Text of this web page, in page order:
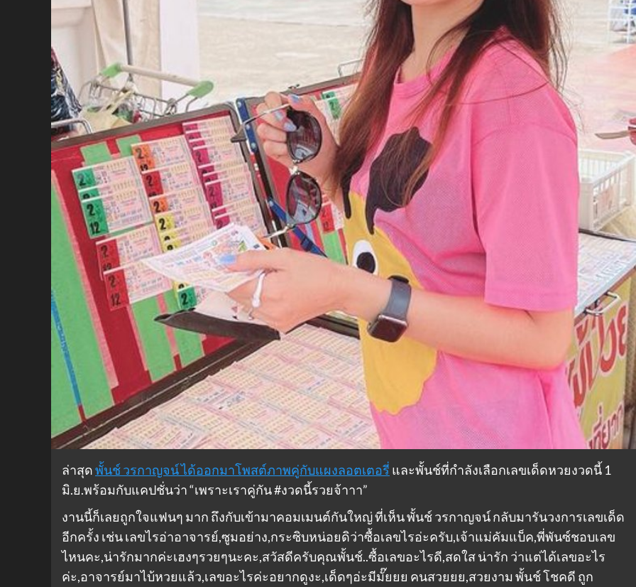
ล่าสุดพั้นช์ วรกาญจน์ ได้ออกมาโพสต์ภาพคู่กับแผงลอตเตอรี่ และพั้นช์ที่กำลังเลือกเลขเด็ดหวยงวดนี้ 1
มิ.ย.พร้อมกับแคปชั่นว่า “เพราะเราคู่กัน #งวดนี้รวยจ้าาา”
งานนี้ก็เลยถูกใจแฟนๆ มาก ถึงกับเข้ามาคอมเมนต์กันใหญ่ ที่เห็น พั้นช์ วรกาญจน์ กลับมารันวงการเลขเด็ด
อีกครั้ง เช่น เลขไรอ่าอาจารย์,ซูมอย่าง,กระซิบหน่อยดิว่าซื้อเลขไรอ่ะครับ,เจ้าแม่คัมแบ็ค,พี่พันซ์ชอบเลข
ไหนคะ,น่ารักมากค่ะเฮงๆรวยๆนะคะ,สวัสดีครับคุณพั้นช์..ซื้อเลขอะไรดี,สดใส น่ารัก ว่าแต่ได้เลขอะไร
ค่ะ,อาจารย์มาไบ้หวยแล้ว,เลขอะไรค่ะอยากดูงะ,เด็ดๆอ่ะมีมั๊ยยย คนสวยยย,สวยงาม พั้นช์ โชคดี ถูก